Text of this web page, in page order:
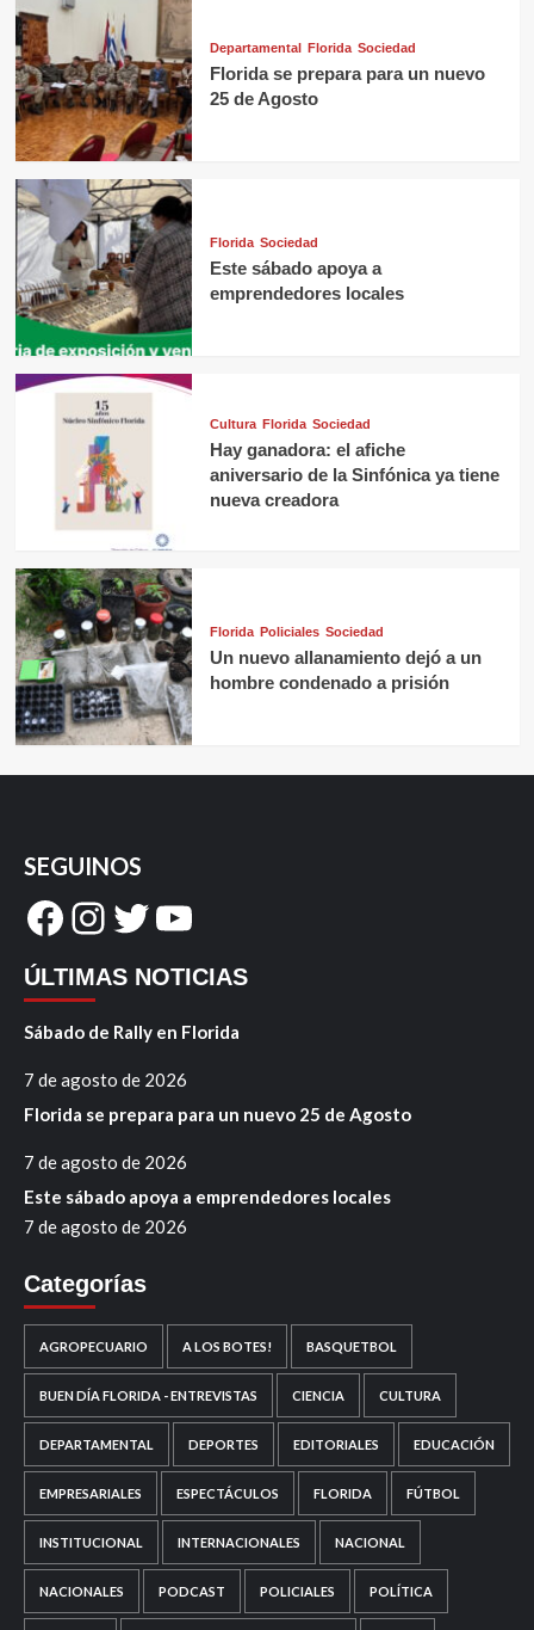
Departamental Florida Sociedad
Florida se prepara para un nuevo
25 de Agosto
Florida Sociedad
Este sábado apoya a
emprendedores locales
Cultura Florida Sociedad
Hay ganadora: el afiche
aniversario de la Sinfónica ya tiene
nueva creadora
Florida Policiales Sociedad
Un nuevo allanamiento dejó a un
hombre condenado a prisión
SEGUINOS
Facebook
Instagram
Twitter
YouTube
ÚLTIMAS NOTICIAS
Sábado de Rally en Florida
7 de agosto de 2026
Florida se prepara para un nuevo 25 de Agosto
7 de agosto de 2026
Este sábado apoya a emprendedores locales
7 de agosto de 2026
Categorías
AGROPECUARIO A LOS BOTES! BASQUETBOL
BUEN DÍA FLORIDA - ENTREVISTAS CIENCIA CULTURA
DEPARTAMENTAL DEPORTES EDITORIALES EDUCACIÓN
EMPRESARIALES ESPECTÁCULOS FLORIDA FÚTBOL
INSTITUCIONAL INTERNACIONALES NACIONAL
NACIONALES PODCAST POLICIALES POLÍTICA